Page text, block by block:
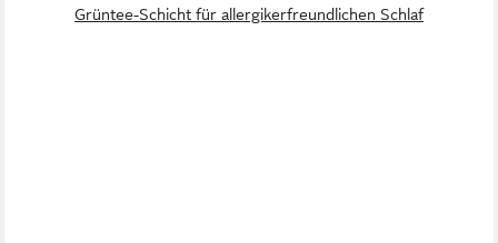
Grüntee-Schicht für allergikerfreundlichen Schlaf